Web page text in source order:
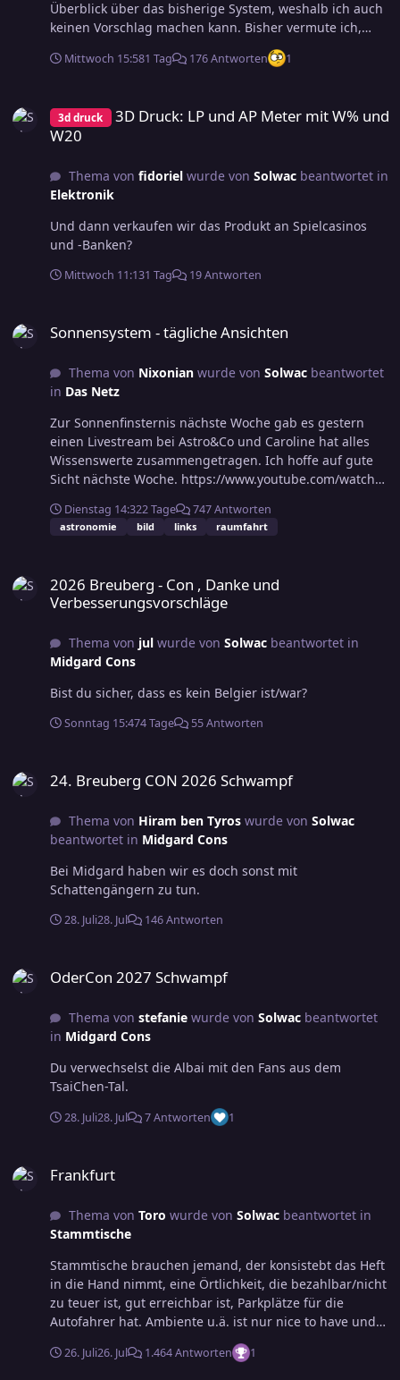
Überblick über das bisherige System, weshalb ich auch
keinen Vorschlag machen kann. Bisher vermute ich,
dass der Wurf mit einem W8 nur die Fälle 1-6, 7 und
Reroll nutzt. Da ist die Überlegung, nach einer Lösung
Mittwoch 15:581 Tag 176 Antworten 1
3d druck
3D Druck: LP und AP Meter mit W% und
W20
Thema von fidorielwurde von Solwacbeantwortet in
Elektronik
Und dann verkaufen wir das Produkt an Spielcasinos
und -Banken?
Mittwoch 11:131 Tag 19 Antworten
Sonnensystem - tägliche Ansichten
Thema von Nixonianwurde von Solwacbeantwortet
in Das Netz
Zur Sonnenfinsternis nächste Woche gab es gestern
einen Livestream bei Astro&Co und Caroline hat alles
Wissenswerte zusammengetragen. Ich hoffe auf gute
Sicht nächste Woche. https://www.youtube.com/watch?
Dienstag 14:322 Tage 747 Antworten
astronomie bild links raumfahrt
2026 Breuberg - Con , Danke und
Verbesserungsvorschläge
Thema von julwurde von Solwacbeantwortet in
Midgard Cons
Bist du sicher, dass es kein Belgier ist/war?
Sonntag 15:474 Tage 55 Antworten
24. Breuberg CON 2026 Schwampf
Thema von Hiram ben Tyroswurde von Solwac
beantwortet in Midgard Cons
Bei Midgard haben wir es doch sonst mit
Schattengängern zu tun.
28. Juli28. Jul 146 Antworten
OderCon 2027 Schwampf
Thema von stefaniewurde von Solwacbeantwortet
in Midgard Cons
Du verwechselst die Albai mit den Fans aus dem
TsaiChen-Tal.
28. Juli28. Jul 7 Antworten 1
Frankfurt
Thema von Toro wurde von Solwacbeantwortet in
Stammtische
Stammtische brauchen jemand, der konsistebt das Heft
in die Hand nimmt, eine Örtlichkeit, die bezahlbar/nicht
zu teuer ist, gut erreichbar ist, Parkplätze für die
Autofahrer hat. Ambiente u.ä. ist nur nice to have und
die erste Örtlichkeit wird höchstwahrscheinlich nicht
die letzte sein. In Köln habe ich eine Zeitlang
26. Juli26. Jul 1.464 Antworten 1